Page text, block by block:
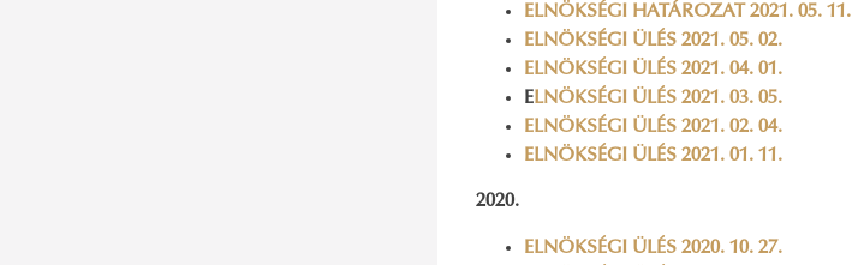
ELNÖKSÉGI HATÁROZAT 2021. 05. 11.
ELNÖKSÉGI ÜLÉS 2021. 05. 02.
ELNÖKSÉGI ÜLÉS 2021. 04. 01.
E LNÖKSÉGI ÜLÉS 2021. 03. 05.
ELNÖKSÉGI ÜLÉS 2021. 02. 04.
ELNÖKSÉGI ÜLÉS 2021. 01. 11.
2020.
ELNÖKSÉGI ÜLÉS 2020. 10. 27.